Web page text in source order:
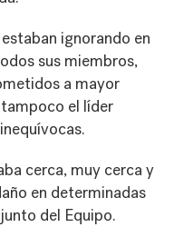
ignorando en
sus miembros,
a mayor
el líder
cerca, muy cerca y
en determinadas
del Equipo.